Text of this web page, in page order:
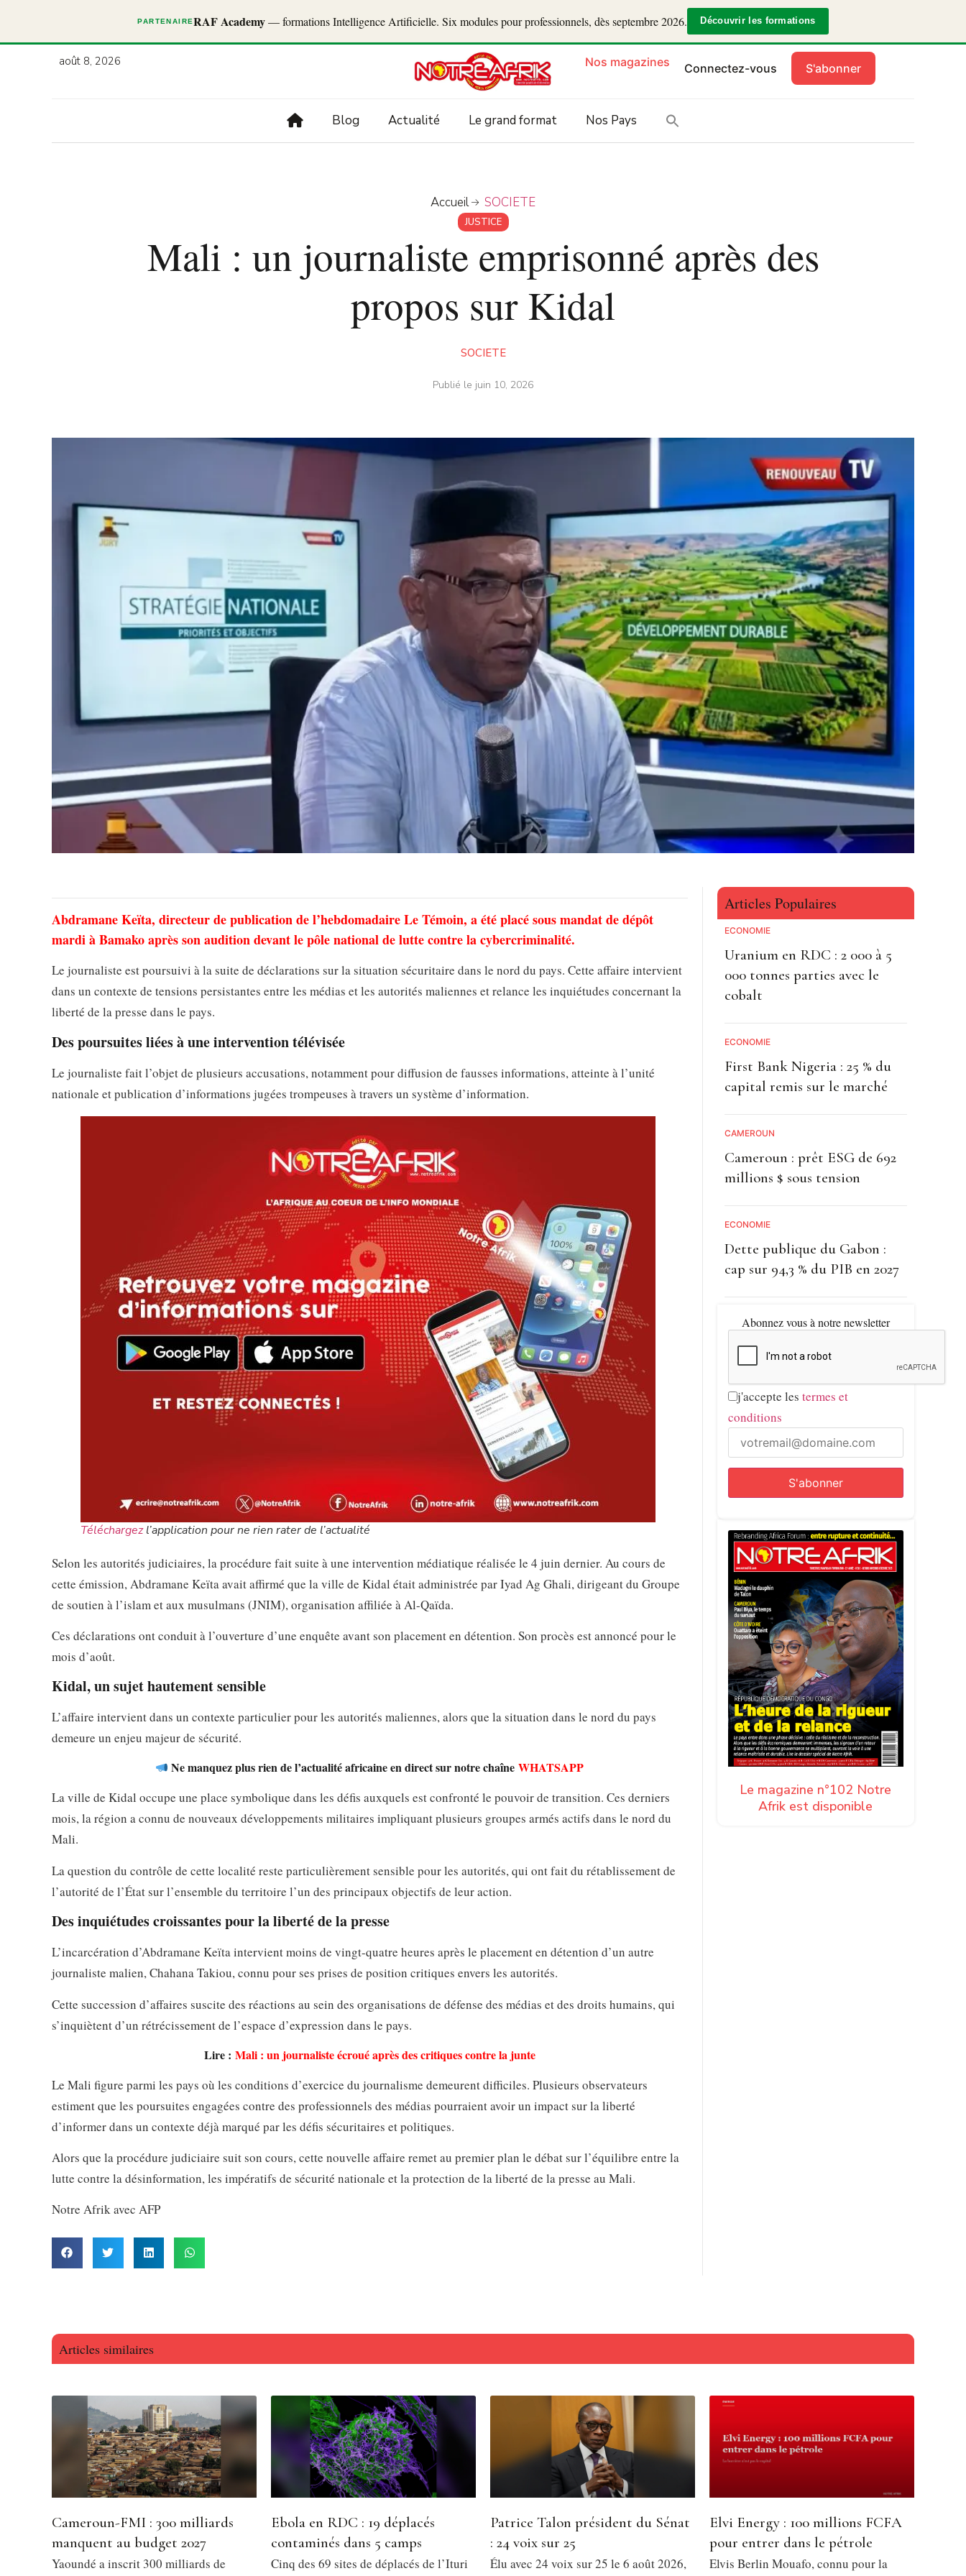
PARTENAIRERAF Academy— formations Intelligence Artificielle. Six modules pour professionnels, dès septembre 2026. Découvrir les formations
août 8, 2026 Nos magazines Connectez-vous S'abonner
Blog Actualité Le grand format Nos Pays
Accueil SOCIETE
JUSTICE
Mali : un journaliste emprisonné après des
propos sur Kidal
SOCIETE
Publié le juin 10, 2026
Abdramane Keïta, directeur de publication de l’hebdomadaire Le Témoin, a été placé sous mandat de dépôt
mardi à Bamako après son audition devant le pôle national de lutte contre la cybercriminalité.
Le journaliste est poursuivi à la suite de déclarations sur la situation sécuritaire dans le nord du pays. Cette affaire intervient
dans un contexte de tensions persistantes entre les médias et les autorités maliennes et relance les inquiétudes concernant la
liberté de la presse dans le pays.
Des poursuites liées à une intervention télévisée
Le journaliste fait l’objet de plusieurs accusations, notamment pour diffusion de fausses informations, atteinte à l’unité
nationale et publication d’informations jugées trompeuses à travers un système d’information.
Téléchargezl’application pour ne rien rater de l’actualité
Selon les autorités judiciaires, la procédure fait suite à une intervention médiatique réalisée le 4 juin dernier. Au cours de
cette émission, Abdramane Keïta avait affirmé que la ville de Kidal était administrée par Iyad Ag Ghali, dirigeant du Groupe
de soutien à l’islam et aux musulmans (JNIM), organisation affiliée à Al-Qaïda.
Ces déclarations ont conduit à l’ouverture d’une enquête avant son placement en détention. Son procès est annoncé pour le
mois d’août.
Kidal, un sujet hautement sensible
L’affaire intervient dans un contexte particulier pour les autorités maliennes, alors que la situation dans le nord du pays
demeure un enjeu majeur de sécurité.
Ne manquez plus rien de l’actualité africaine en direct sur notre chaîneWHATSAPP
La ville de Kidal occupe une place symbolique dans les défis auxquels est confronté le pouvoir de transition. Ces derniers
mois, la région a connu de nouveaux développements militaires impliquant plusieurs groupes armés actifs dans le nord du
Mali.
La question du contrôle de cette localité reste particulièrement sensible pour les autorités, qui ont fait du rétablissement de
l’autorité de l’État sur l’ensemble du territoire l’un des principaux objectifs de leur action.
Des inquiétudes croissantes pour la liberté de la presse
L’incarcération d’Abdramane Keïta intervient moins de vingt-quatre heures après le placement en détention d’un autre
journaliste malien, Chahana Takiou, connu pour ses prises de position critiques envers les autorités.
Cette succession d’affaires suscite des réactions au sein des organisations de défense des médias et des droits humains, qui
s’inquiètent d’un rétrécissement de l’espace d’expression dans le pays.
Lire : Mali : un journaliste écroué après des critiques contre la junte
Le Mali figure parmi les pays où les conditions d’exercice du journalisme demeurent difficiles. Plusieurs observateurs
estiment que les poursuites engagées contre des professionnels des médias pourraient avoir un impact sur la liberté
d’informer dans un contexte déjà marqué par les défis sécuritaires et politiques.
Alors que la procédure judiciaire suit son cours, cette nouvelle affaire remet au premier plan le débat sur l’équilibre entre la
lutte contre la désinformation, les impératifs de sécurité nationale et la protection de la liberté de la presse au Mali.
Notre Afrik avec AFP
Articles Populaires
ECONOMIE
Uranium en RDC : 2 000 à 5
000 tonnes parties avec le
cobalt
ECONOMIE
First Bank Nigeria : 25 % du
capital remis sur le marché
CAMEROUN
Cameroun : prêt ESG de 692
millions $ sous tension
ECONOMIE
Dette publique du Gabon :
cap sur 94,3 % du PIB en 2027
Abonnez vous à notre newsletter
j'accepte les termes et
conditions
Le magazine n°102 Notre
Afrik est disponible
Articles similaires
Cameroun-FMI : 300 milliards
manquent au budget 2027
Yaoundé a inscrit 300 milliards de
Ebola en RDC : 19 déplacés
contaminés dans 5 camps
Cinq des 69 sites de déplacés de l’Ituri
Patrice Talon président du Sénat
: 24 voix sur 25
Élu avec 24 voix sur 25 le 6 août 2026,
Elvi Energy : 100 millions FCFA
pour entrer dans le pétrole
Elvis Berlin Mouafo, connu pour la